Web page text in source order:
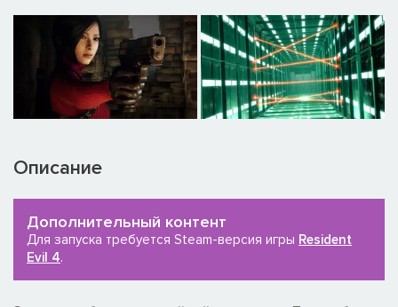
Описание
Дополнительный контент
Для запуска требуется Steam-версия игры Resident
Evil 4.